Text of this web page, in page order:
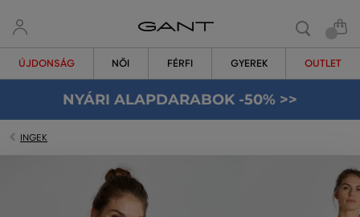
ÚJDONSÁG NŐI FÉRFI GYEREK OUTLET
NYÁRI ALAPDARABOK -50% >>
INGEK